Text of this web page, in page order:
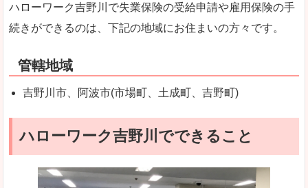
ハローワーク吉野川で失業保険の受給申請や雇用保険の手
続きができるのは、下記の地域にお住まいの方々です。
管轄地域
吉野川市、阿波市(市場町、土成町、吉野町)
ハローワーク吉野川でできること